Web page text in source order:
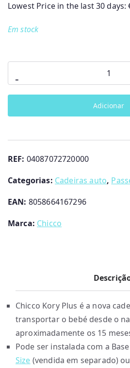
Lowest Price in the last 30 days:
Em stock
-
de
KORY
(40-
83
CHICCO
Adicionar
REF: 04087072720000
Categorias: Cadeiras auto,
EAN: 8058664167296
Marca: Chicco
Chicco Kory Plus é a nova
transportar o bebé desde o
aproximadamente os 15
Pode ser instalada com a Base
Size (vendida em separado)